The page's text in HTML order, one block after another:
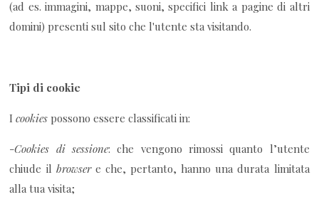
(ad es. immagini, mappe, suoni, specifici link a pagine di altri
domini) presenti sul sito che l'utente sta visitando.
Tipi di cookie
Icookiespossono essere classificati in:
-Cookies di sessione: che vengono rimossi quanto l’utente
chiude il browsere che, pertanto, hanno una durata limitata
alla tua visita;